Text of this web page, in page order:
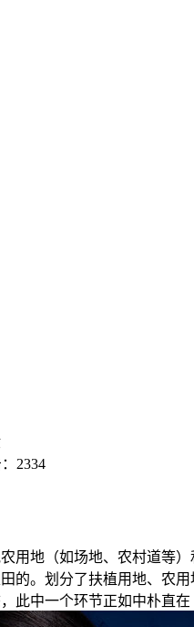
2334
地（如场地、农村道等）
的。划分了扶植用地、农
此中一个环节正如中朴直